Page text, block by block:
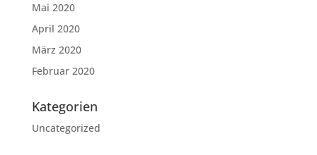
Mai 2020
April 2020
März 2020
Februar 2020
Kategorien
Uncategorized